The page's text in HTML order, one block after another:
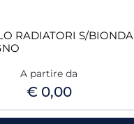
RADIATORI S/BIONDA
A partire da
€ 0,00